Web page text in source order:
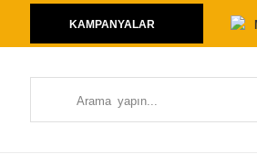
KAMPANYALAR